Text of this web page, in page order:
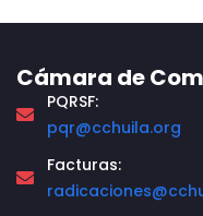
Cámara de
PQRSF:
pqr@cchuila.org
Facturas: